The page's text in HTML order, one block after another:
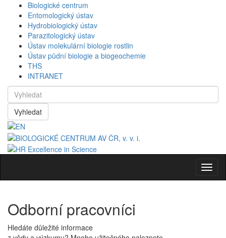
Biologické centrum
Entomologický ústav
Hydrobiologický ústav
Parazitologický ústav
Ústav molekulární biologie rostlin
Ústav půdní biologie a biogeochemie
THS
INTRANET
Vyhledat
Odborní pracovníci
Hledáte důležité informace